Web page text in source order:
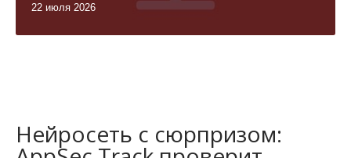
22 июля 2026
Нейросеть с сюрпризом: